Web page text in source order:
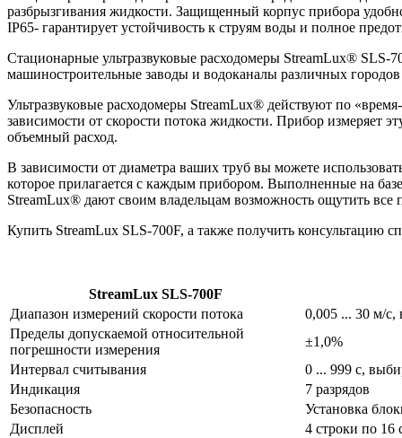
разбрызгивания жидкости. Защищенный корпус прибора
IP65- гарантирует устойчивость к струям воды и полное
Стационарные ультразвуковые расходомеры StreamLux®
машиностроительные заводы и водоканалы различных
Ультразвуковые расходомеры StreamLux® действуют по
зависимости от скорости потока жидкости. Прибор измеряет
объемный расход.
В зависимости от диаметра ваших труб вы можете
которое прилагается с каждым прибором. Выполненные на
StreamLux® дают своим владельцам возможность ощутить
Купить StreamLux SLS-700F, а также получить консультацию
StreamLux SLS-700F
Диапазон измерений скорости потока
0,005 ... 30 м/с,
Пределы допускаемой относительной
погрешности измерения
±1,0%
Интервал считывания
0 ... 999 с,
Индикация
7 разрядов
Безопасность
Установка
Дисплей
4 строки по 16